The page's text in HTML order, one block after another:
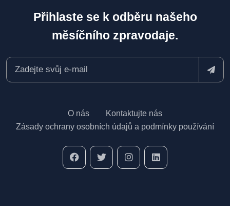
Přihlaste se k odběru našeho
měsíčního zpravodaje.
O nás
Kontaktujte nás
Zásady ochrany osobních údajů a podmínky používání